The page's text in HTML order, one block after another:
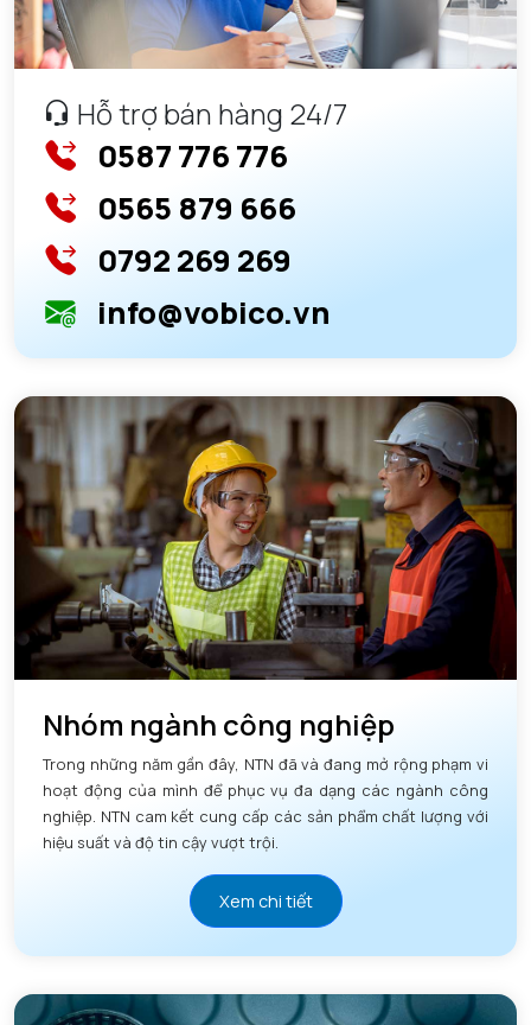
Hỗ trợ bán hàng 24/7
0587 776 776
0565 879 666
0792 269 269
info@vobico.vn
Nhóm ngành công nghiệp
Trong những năm gần đây, NTN đã và đang mở rộng phạm vi
hoạt động của mình để phục vụ đa dạng các ngành công
nghiệp. NTN cam kết cung cấp các sản phẩm chất lượng với
hiệu suất và độ tin cậy vượt trội.
Xem chi tiết